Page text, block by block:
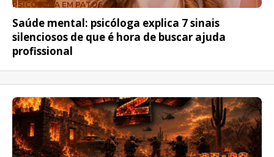
PSICÓLOGA EM PATOS
Saúde mental: psicóloga explica 7 sinais
silenciosos de que é hora de buscar ajuda
profissional